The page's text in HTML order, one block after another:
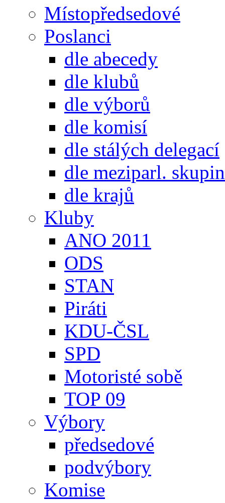
Místopředsedové
Poslanci
dle abecedy
dle klubů
dle výborů
dle komisí
dle stálých delegací
dle meziparl. skupin
dle krajů
Kluby
ANO 2011
ODS
STAN
Piráti
KDU-ČSL
SPD
Motoristé sobě
TOP 09
Výbory
předsedové
podvýbory
Komise